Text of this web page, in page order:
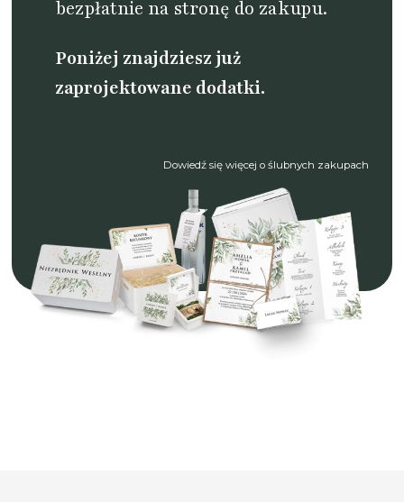
bezpłatnie na stronę do zakupu.
Poniżej znajdziesz już
zaprojektowane dodatki.
Dowiedź się więcej o ślubnych zakupach